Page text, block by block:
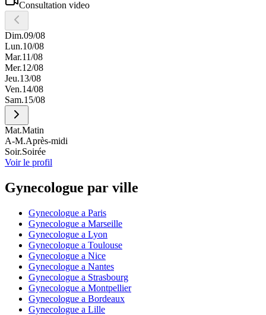
Consultation video
Dim.09/08
Lun.10/08
Mar.11/08
Mer.12/08
Jeu.13/08
Ven.14/08
Sam.15/08
Mat.Matin
A-M.Après-midi
Soir.Soirée
Voir le profil
Gynecologue par ville
Gynecologue a Paris
Gynecologue a Marseille
Gynecologue a Lyon
Gynecologue a Toulouse
Gynecologue a Nice
Gynecologue a Nantes
Gynecologue a Strasbourg
Gynecologue a Montpellier
Gynecologue a Bordeaux
Gynecologue a Lille